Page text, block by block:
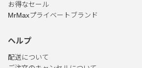
お得なセール
MrMaxプライベートブランド
ヘルプ
配送について